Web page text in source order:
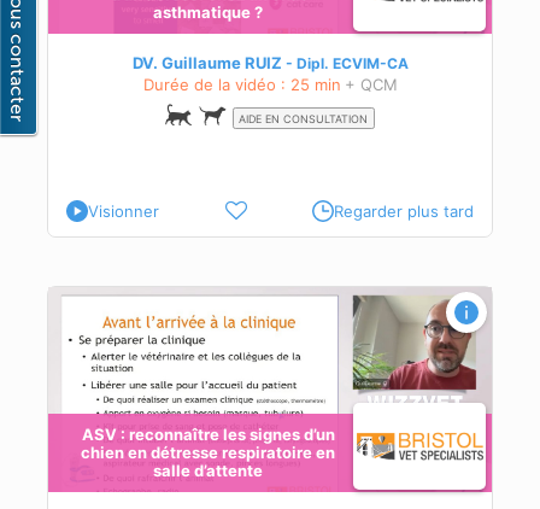
asthmatique ?
DV. Guillaume RUIZ Dipl. ECVIM-CA
Durée de la vidéo : 25 min + QCM
AIDE EN CONSULTATION
la
Visionner Regarder plus tard
ASV : reconnaître les signes d’un
chien en détresse respiratoire en
salle d’attente